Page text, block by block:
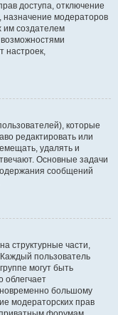
доступа, отключение
назначение модераторов
им создателем
настроек,
которые
редактировать или
удалять и
Основные задачи
сообщений
структурные части,
пользователь
могут быть
облегчает
большому
модераторских прав